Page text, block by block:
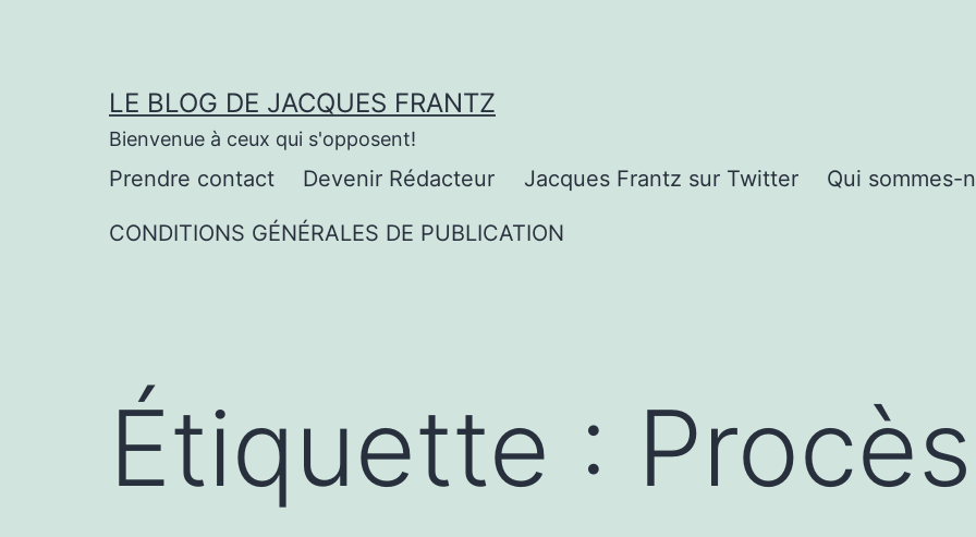
LE BLOG DE JACQUES FRANTZ
Bienvenue à ceux qui s'opposent!
Prendre contact Devenir Rédacteur Jacques Frantz sur Twitter Qui sommes-
CONDITIONS GÉNÉRALES DE PUBLICATION
Étiquette : Procès